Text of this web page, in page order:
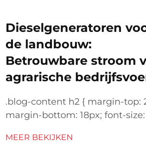
Dieselgeneratoren
de landbouw:
Betrouwbare stroom
agrarische
.blog-content h2 { margin-top:
margin-bottom: 18px; font-
height: normal; } .blog-content
MEER BEKIJKEN